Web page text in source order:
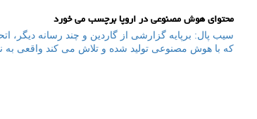
محتوای هوش مصنوعی در اروپا برچسب می خورد
سیب پال: برپایه گزارشی از گاردین و چند رسانه دیگر،
که با هوش مصنوعی تولید شده و تلاش می کند واقعی